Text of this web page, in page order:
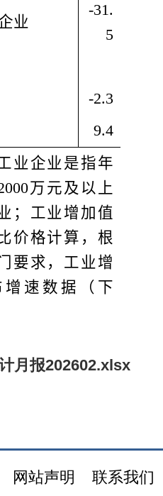
业
-31.
5
-2.3
9.4
业企业是指年
万元及以上
；工业增加值
价格计算，根
要求，工业增
速数据（下
月报202602.xlsx
网站声明 联系我们